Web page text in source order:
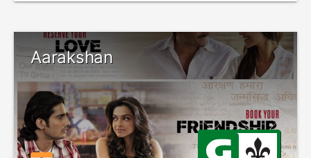
Aarakshan